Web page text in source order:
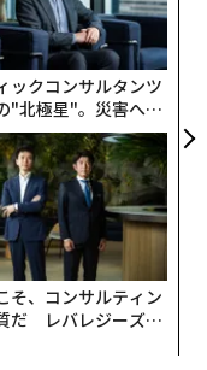
ックコンサルタンツ
"北極星"。災害への
乗り越え見つけた、
20年の答え
そ、コンサルティン
だ レバレジーズが